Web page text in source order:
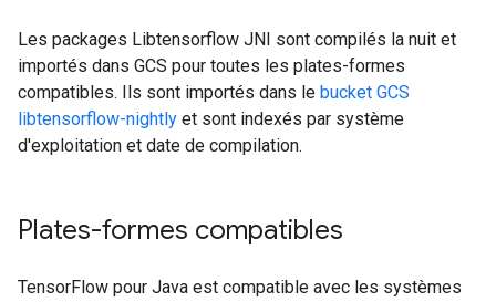
Les packages Libtensorflow JNI sont compilés la nuit et
importés dans GCS pour toutes les plates-formes
compatibles. Ils sont importés dans le bucket GCS
libtensorflow-nightly et sont indexés par système
d'exploitation et date de compilation.
Plates-formes compatibles
TensorFlow pour Java est compatible avec les systèmes